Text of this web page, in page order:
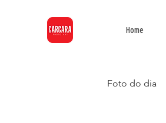
Home
Foto do dia